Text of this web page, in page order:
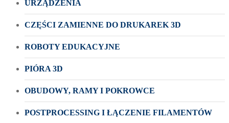
URZĄDZENIA
CZĘŚCI ZAMIENNE DO DRUKAREK 3D
ROBOTY EDUKACYJNE
PIÓRA 3D
OBUDOWY, RAMY I POKROWCE
POSTPROCESSING I ŁĄCZENIE FILAMENTÓW